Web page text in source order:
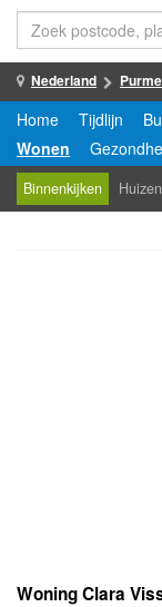
Nederland
Home Tijdlijn
Wonen
Binnenkijken
Woning Clara